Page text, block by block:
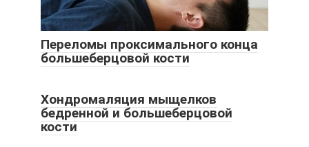
Переломы проксимального конца
большеберцовой кости
Хондромаляция мыщелков
бедренной и большеберцовой
кости